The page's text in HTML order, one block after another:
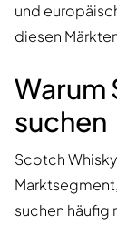
und
diesen
Warum
suchen
Scotch
suchen häufig